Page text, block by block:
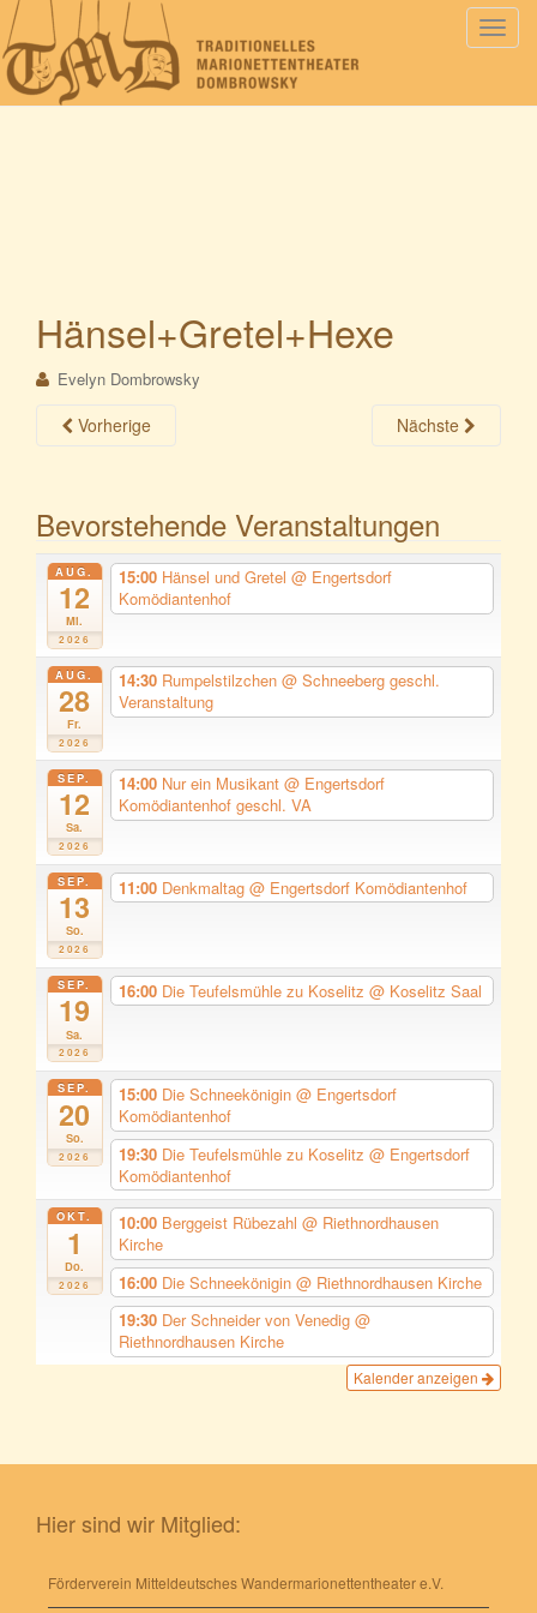
S
Hänsel+Gretel+Hexe
Evelyn Dombrowsky
Vorherige Nächste
Bevorstehende Veranstaltungen
AUG.
12
Mi.
2026
15:00 Hänsel und Gretel @ Engertsdorf
Komödiantenhof
AUG.
28
Fr.
2026
14:30 Rumpelstilzchen @ Schneeberg geschl.
Veranstaltung
SEP.
12
Sa.
2026
14:00 Nur ein Musikant @ Engertsdorf
Komödiantenhof geschl. VA
SEP.
13
So.
2026
11:00 Denkmaltag @ Engertsdorf Komödiantenhof
SEP.
19
Sa.
2026
16:00 Die Teufelsmühle zu Koselitz @ Koselitz Saal
SEP.
20
So.
2026
15:00 Die Schneekönigin @ Engertsdorf
Komödiantenhof
19:30 Die Teufelsmühle zu Koselitz @ Engertsdorf
Komödiantenhof
OKT.
1
Do.
2026
10:00 Berggeist Rübezahl @ Riethnordhausen
Kirche
16:00 Die Schneekönigin @ Riethnordhausen Kirche
19:30 Der Schneider von Venedig @
Riethnordhausen Kirche
Kalender anzeigen
Hier sind wir Mitglied:
Förderverein Mitteldeutsches Wandermarionettentheater e.V.